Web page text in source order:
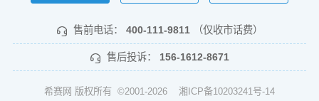
售前电话： 400-111-9811 （仅收市话费）
售后投诉： 156-1612-8671
希赛网 版权所有 ©2001-2026 湘ICP备10203241号-14